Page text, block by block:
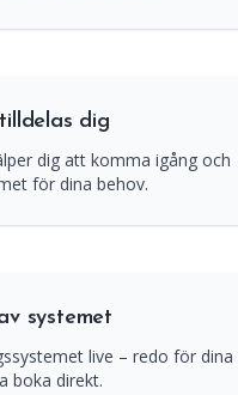
dig
dig att komma igång och
för dina behov.
systemet
live – redo för dina
boka direkt.